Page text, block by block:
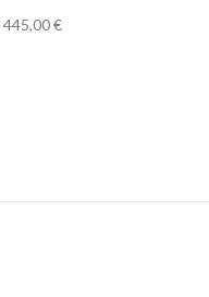
445,00 €